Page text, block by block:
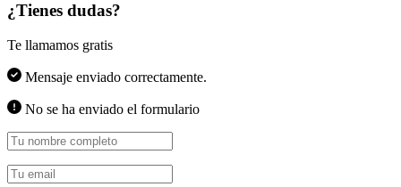
¿Tienes dudas?
Te llamamos gratis
Mensaje enviado correctamente.
No se ha enviado el formulario